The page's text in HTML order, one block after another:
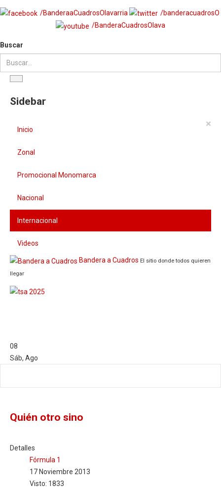
/BanderaaCuadrosOlavarria
/banderacuadrosO
/BanderaCuadrosOlava
Buscar
Sidebar
×
Inicio
Zonal
Promocional Monomarca
Nacional
Internacional
Videos
Bandera a Cuadros El sitio donde todos quieren
llegar
08
Sáb, Ago
Quién otro sino
Detalles
Fórmula 1
17 Noviembre 2013
Visto: 1833